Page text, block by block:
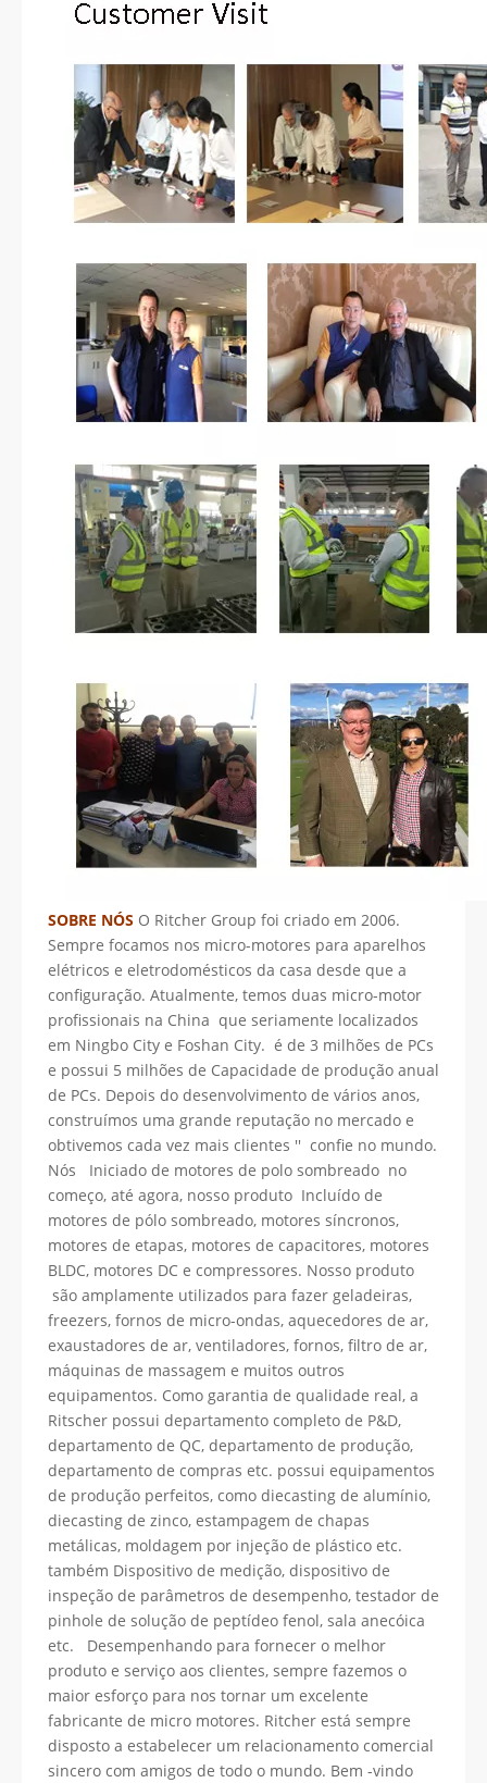
SOBRE NÓS O Ritcher Group foi criado em 2006.
Sempre focamos nos micro-motores para aparelhos
elétricos e eletrodomésticos da casa desde que a
configuração. Atualmente, temos duas micro-motor
profissionais na China que seriamente localizados
em Ningbo City e Foshan City. é de 3 milhões de PCs
e possui 5 milhões de Capacidade de produção anual
de PCs. Depois do desenvolvimento de vários anos,
construímos uma grande reputação no mercado e
obtivemos cada vez mais clientes '' confie no mundo.
Nós Iniciado de motores de polo sombreado no
começo, até agora, nosso produto Incluído de
motores de pólo sombreado, motores síncronos,
motores de etapas, motores de capacitores, motores
BLDC, motores DC e compressores. Nosso produto
são amplamente utilizados para fazer geladeiras,
freezers, fornos de micro-ondas, aquecedores de ar,
exaustadores de ar, ventiladores, fornos, filtro de ar,
máquinas de massagem e muitos outros
equipamentos. Como garantia de qualidade real, a
Ritscher possui departamento completo de P&D,
departamento de QC, departamento de produção,
departamento de compras etc. possui equipamentos
de produção perfeitos, como diecasting de alumínio,
diecasting de zinco, estampagem de chapas
metálicas, moldagem por injeção de plástico etc.
também Dispositivo de medição, dispositivo de
inspeção de parâmetros de desempenho, testador de
pinhole de solução de peptídeo fenol, sala anecóica
etc. Desempenhando para fornecer o melhor
produto e serviço aos clientes, sempre fazemos o
maior esforço para nos tornar um excelente
fabricante de micro motores. Ritcher está sempre
disposto a estabelecer um relacionamento comercial
sincero com amigos de todo o mundo. Bem -vindo